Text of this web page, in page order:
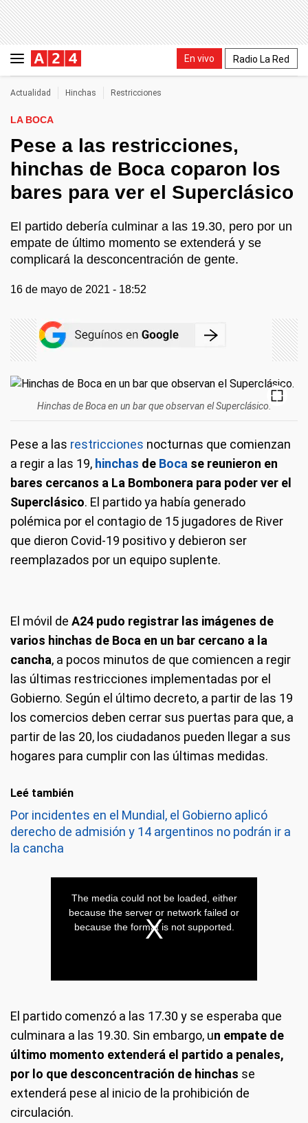
En vivo Radio La Red
Actualidad Hinchas Restricciones
LA BOCA
Pese a las restricciones,
hinchas de Boca coparon los
bares para ver el Superclásico
El partido debería culminar a las 19.30, pero por un
empate de último momento se extenderá y se
complicará la desconcentración de gente.
16 de mayo de 2021 - 18:52
Hinchas de Boca en un bar que observan el Superclásico.
Pese a las restricciones nocturnas que comienzan
a regir a las 19, hinchas de Boca se reunieron en
bares cercanos a La Bombonera para poder ver el
Superclásico. El partido ya había generado
polémica por el contagio de 15 jugadores de River
que dieron Covid-19 positivo y debieron ser
reemplazados por un equipo suplente.
El móvil de A24 pudo registrar las imágenes de
varios hinchas de Boca en un bar cercano a la
cancha, a pocos minutos de que comiencen a regir
las últimas restricciones implementadas por el
Gobierno. Según el último decreto, a partir de las 19
los comercios deben cerrar sus puertas para que, a
partir de las 20, los ciudadanos pueden llegar a sus
hogares para cumplir con las últimas medidas.
Leé también
Por incidentes en el Mundial, el Gobierno aplicó
derecho de admisión y 14 argentinos no podrán ir a
la cancha
El partido comenzó a las 17.30 y se esperaba que
culminara a las 19.30. Sin embargo, un empate de
último momento extenderá el partido a penales,
por lo que desconcentración de hinchas se
extenderá pese al inicio de la prohibición de
circulación.